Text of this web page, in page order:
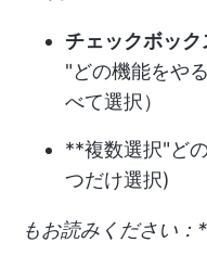
チェックボック
"どの機能をや
べて選択）
**複数選択"ど
つだけ選択)
もお読みください：